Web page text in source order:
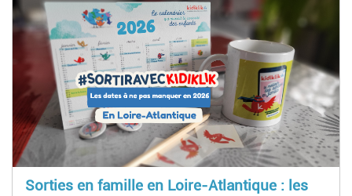
Sorties en famille en Loire-Atlantique : les